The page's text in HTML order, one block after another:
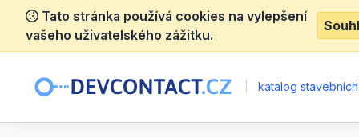
Tato stránka používá cookies na vylepšení
vašeho uživatelského zážitku.
katalog